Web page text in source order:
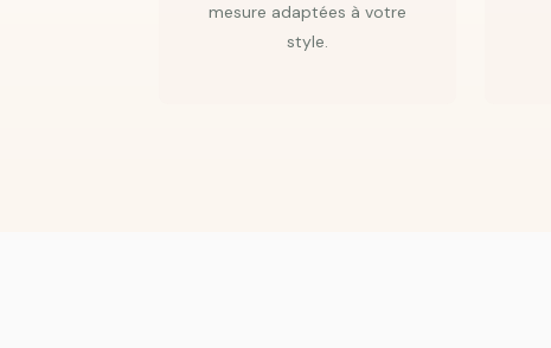
mesure adaptées à votre
style.